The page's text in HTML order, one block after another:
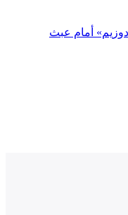
أمام عبث